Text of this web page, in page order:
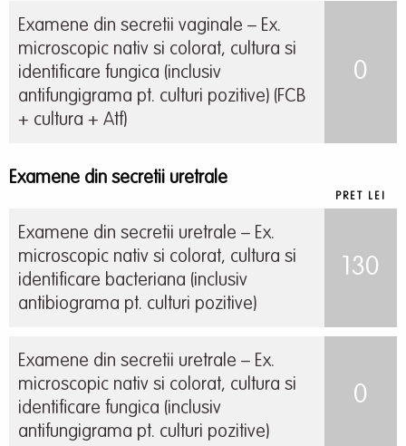
Examene din secretii vaginale – Ex.
microscopic nativ si colorat, cultura si
identificare fungica (inclusiv
antifungigrama pt. culturi pozitive) (FCB
+ cultura + Atf)
0
Examene din secretii uretrale
PRET LEI
Examene din secretii uretrale – Ex.
microscopic nativ si colorat, cultura si
identificare bacteriana (inclusiv
antibiograma pt. culturi pozitive)
130
Examene din secretii uretrale – Ex.
microscopic nativ si colorat, cultura si
identificare fungica (inclusiv
antifungigrama pt. culturi pozitive)
0